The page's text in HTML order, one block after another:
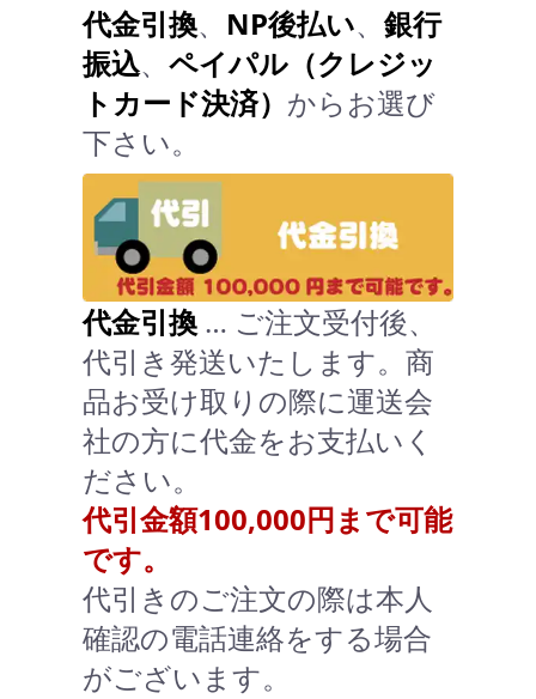
代金引換、 NP後払い、 銀行
振込、 ペイパル（クレジッ
トカード決済） からお選び
下さい。
代金引換 … ご注文受付後、
代引き発送いたします。商
品お受け取りの際に運送会
社の方に代金をお支払いく
ださい。
代引金額100,000円まで可能
です。
代引きのご注文の際は本人
確認の電話連絡をする場合
がございます。